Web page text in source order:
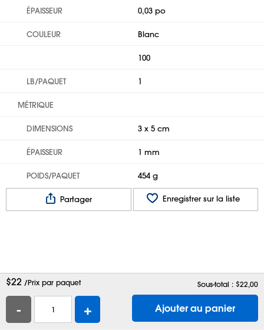
ÉPAISSEUR 0,03 po
COULEUR Blanc
100
LB/PAQUET 1
MÉTRIQUE
DIMENSIONS 3 x 5 cm
ÉPAISSEUR 1 mm
POIDS/PAQUET 454 g
Partager Enregistrer sur la liste
$22 /Prix par paquet Sous-total : $22,00
- + Ajouter au panier